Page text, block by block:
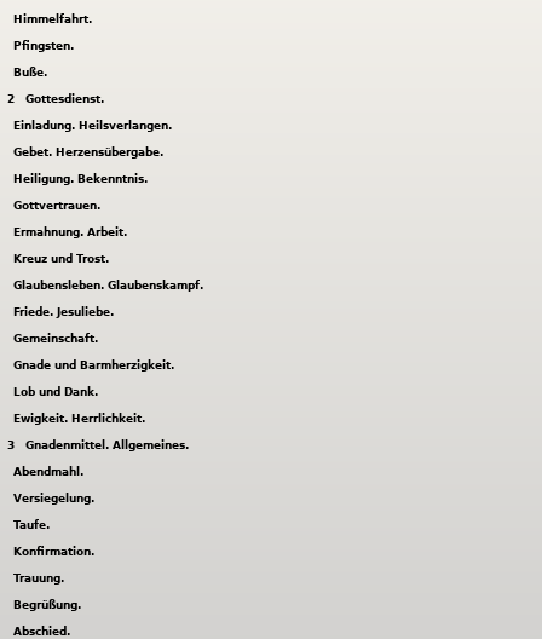
Himmelfahrt.
Pfingsten.
Buße.
2 Gottesdienst.
Einladung. Heilsverlangen.
Gebet. Herzensübergabe.
Heiligung. Bekenntnis.
Gottvertrauen.
Ermahnung. Arbeit.
Kreuz und Trost.
Glaubensleben. Glaubenskampf.
Friede. Jesuliebe.
Gemeinschaft.
Gnade und Barmherzigkeit.
Lob und Dank.
Ewigkeit. Herrlichkeit.
3 Gnadenmittel. Allgemeines.
Abendmahl.
Versiegelung.
Taufe.
Konfirmation.
Trauung.
Begrüßung.
Abschied.